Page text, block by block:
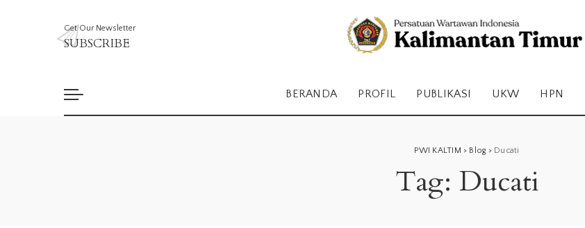
Get Our Newsletter
SUBSCRIBE
BERANDA PROFIL PUBLIKASI UKW HPN
PWI KALTIM > Blog > Ducati
Tag: Ducati